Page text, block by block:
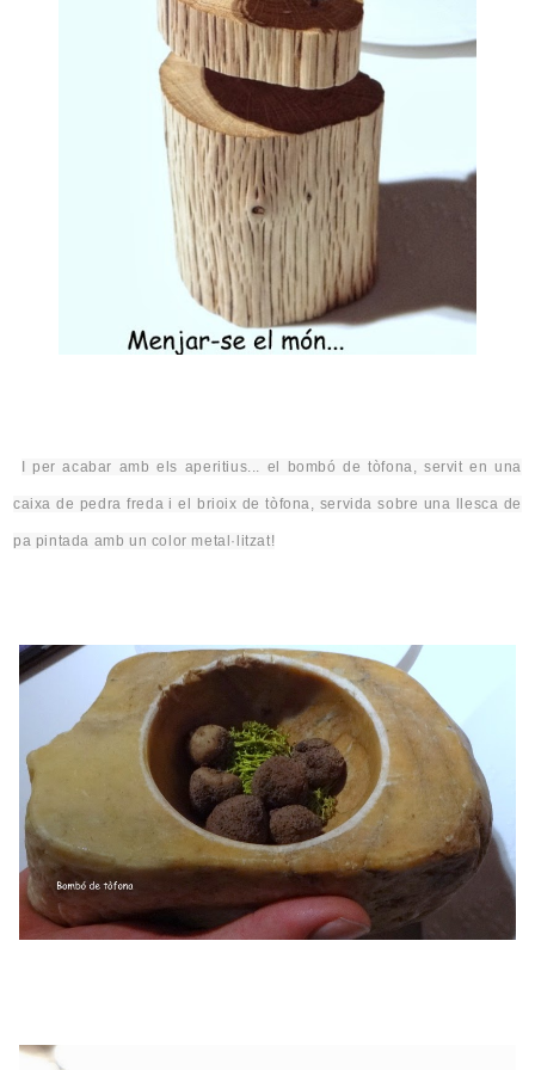
I per acabar ambels aperitius... el bombó de tòfona, servit en una
caixa de pedra freda i el brioix de tòfona, servida sobre una llesca de
pa pintada amb un color metal·litzat!